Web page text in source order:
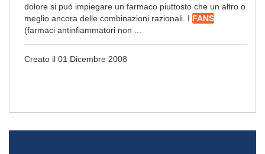
dolore si può impiegare un farmaco piuttosto che un altro o
meglio ancora delle combinazioni razionali. I FANS
(farmaci antinfiammatori non ...
Creato il 01 Dicembre 2008